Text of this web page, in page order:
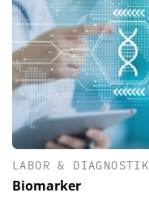
LABOR & DIAGNOSTIK
Biomarker